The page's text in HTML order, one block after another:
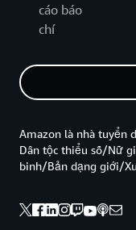
cáo báo
chí
Amazon là nhà tuyển
Dân tộc thiểu số/Nữ
binh/Bản dạng giới/